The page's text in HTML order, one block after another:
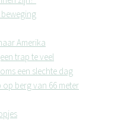
Amerika
trap te veel
een slechte dag
berg van 66 meter